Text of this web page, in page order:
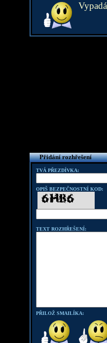
Přidání rozhřešení
TVÁ PŘEZDÍVKA:
OPIŠ BEZPEČNOSTNÍ KOD:
TEXT ROZHŘEŠENÍ:
PŘILOŽ SMAILÍKA: